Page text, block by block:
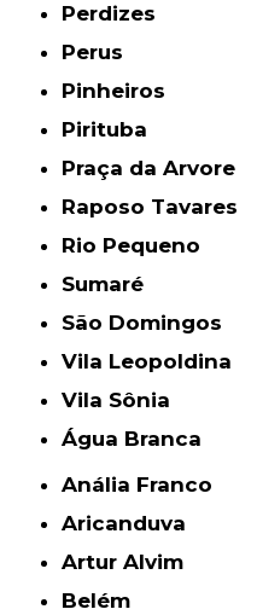
Perdizes
Perus
Pinheiros
Pirituba
Praça da Arvore
Raposo Tavares
Rio Pequeno
Sumaré
São Domingos
Vila Leopoldina
Vila Sônia
Água Branca
Anália Franco
Aricanduva
Artur Alvim
Belém